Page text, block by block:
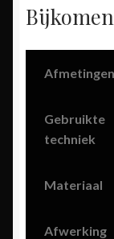
Afmetingen
Gebruikte
techniek
Materiaal
Afwerking